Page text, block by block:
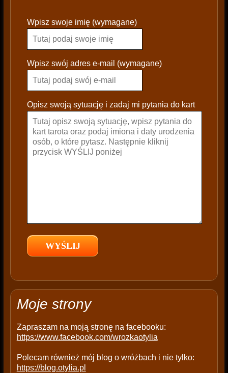
l
a
s
e
a
e
e
p
y
Wpisz swoje imię (wymagane)
Wpisz swój adres e-mail (wymagane)
Opisz swoją sytuację i zadaj mi pytania do kart
Moje strony
Zapraszam na moją stronę na facebooku:
https://www.facebook.com/wrozkaotylia
Polecam również mój blog o wróżbach i nie tylko:
https://blog.otylia.pl